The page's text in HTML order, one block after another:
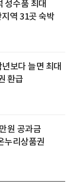
성수품 최대
역 31곳 숙박
보다 늘면 최대
환급
원 공과금
누리상품권